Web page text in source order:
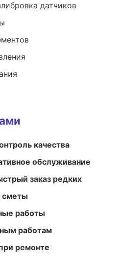
датчиков
качества
обслуживание
заказ редких
сметы
работы
работам
ремонте